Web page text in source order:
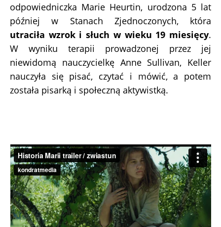
odpowiedniczka Marie Heurtin, urodzona 5 lat
później w Stanach Zjednoczonych, która
utraciła wzrok i słuch w wieku 19 miesięcy.
W wyniku terapii prowadzonej przez jej
niewidomą nauczycielkę Anne Sullivan, Keller
nauczyła się pisać, czytać i mówić, a potem
została pisarką i społeczną aktywistką.